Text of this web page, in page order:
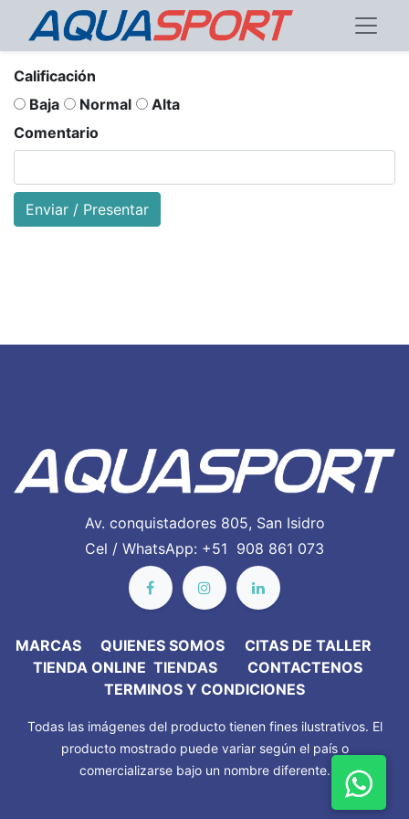
Calificación
Baja
Normal
Alta
Comentario
Enviar / Presentar
Av. conquistadores 805, San Isidro
Cel / WhatsApp: +51 908 861 073
MARC​AS QUIENES SOMOS CITAS DE TALLER
TIENDA ONLINETIENDAS CONTACTENOS
TERMINOS Y CONDICIONES
Todas las imágenes del producto tienen fines ilustrativos. El
producto mostrado puede variar según el país o
comercializarse bajo un nombre diferente.